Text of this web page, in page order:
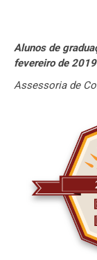
Alunos de
fevereiro de
Assessoria de